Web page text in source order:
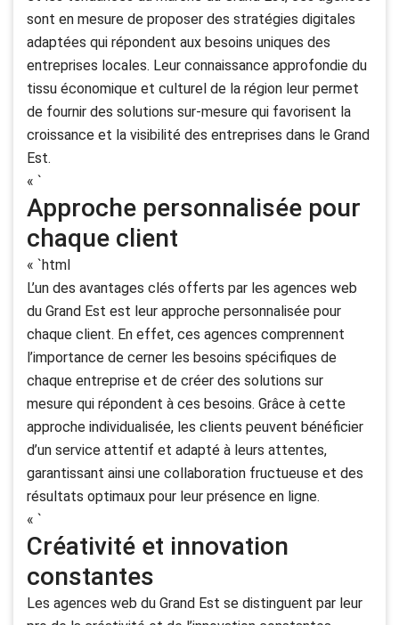
sont en mesure de proposer des stratégies digitales
adaptées qui répondent aux besoins uniques des
entreprises locales. Leur connaissance approfondie du
tissu économique et culturel de la région leur permet
de fournir des solutions sur-mesure qui favorisent la
croissance et la visibilité des entreprises dans le Grand
Est.
« `
Approche personnalisée pour
chaque client
« `html
L’un des avantages clés offerts par les agences web
du Grand Est est leur approche personnalisée pour
chaque client. En effet, ces agences comprennent
l’importance de cerner les besoins spécifiques de
chaque entreprise et de créer des solutions sur
mesure qui répondent à ces besoins. Grâce à cette
approche individualisée, les clients peuvent bénéficier
d’un service attentif et adapté à leurs attentes,
garantissant ainsi une collaboration fructueuse et des
résultats optimaux pour leur présence en ligne.
« `
Créativité et innovation
constantes
Les agences web du Grand Est se distinguent par leur